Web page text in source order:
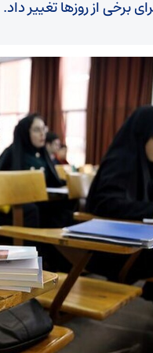
رهبر انقلاب